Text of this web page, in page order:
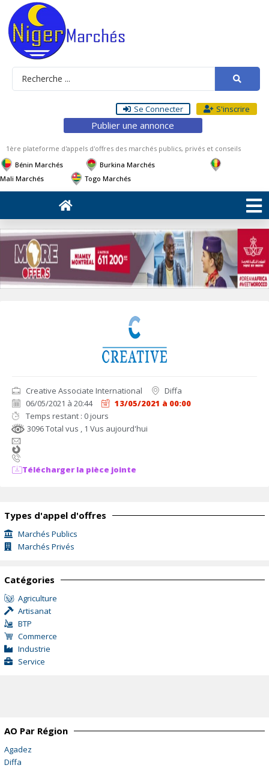
Se Connecter S'inscrire
Publier une annonce
1ère plateforme d'appels d'offres des marchés publics, privés et conseils
Bénin Marchés
Burkina Marchés
Mali Marchés
Togo Marchés
Creative Associate International
Diffa
06/05/2021 à 20:44
13/05/2021 à 00:00
Temps restant : 0 jours
3096 Total vus , 1 Vus aujourd'hui
Télécharger la pièce jointe
Types d'appel d'offres
Marchés Publics
Marchés Privés
Catégories
Agriculture
Artisanat
BTP
Commerce
Industrie
Service
AO Par Région
Agadez
Diffa